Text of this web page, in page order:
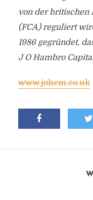
von der britischen
(FCA) reguliert
1986 gegründet,
J O Hambro
www.johcm.co.uk